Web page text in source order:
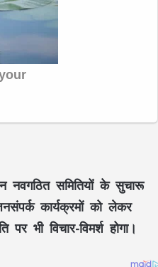
नवगठित समितियों के सुचारू
कार्यक्रमों को लेकर
भी विचार-विमर्श होगा।